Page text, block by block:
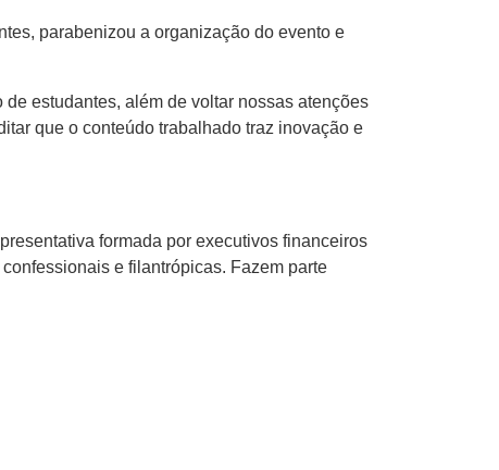
parabenizou a organização do evento e
estudantes, além de voltar nossas atenções
que o conteúdo trabalhado traz inovação e
formada por executivos financeiros
e filantrópicas. Fazem parte